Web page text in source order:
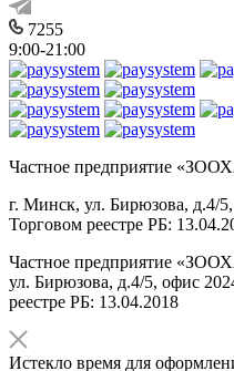
7255
9:00-21:00
Частное предприятие
г. Минск, ул. Бирюзова, д.4/
Торговом реестре РБ:
Частное предприятие
ул. Бирюзова, д.4/5, офис
реестре РБ: 13.04.2018
Истекло время для